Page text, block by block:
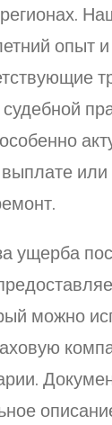
опыт
ущерба
можно